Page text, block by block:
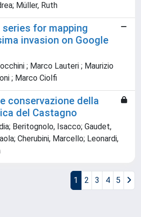
Müller, Ruth
for mapping
invasion on Google
; Marco Lauteri ; Maurizio
; Marco Ciolfi
conservazione della
del Castagno
Beritognolo, Isacco; Gaudet,
Cherubini, Marcello; Leonardi,
1 2 3 4 5